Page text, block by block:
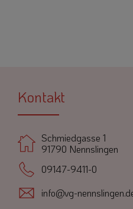
Kontakt
Schmiedgasse 1
91790 Nennslingen
09147-9411-0
info@vg-